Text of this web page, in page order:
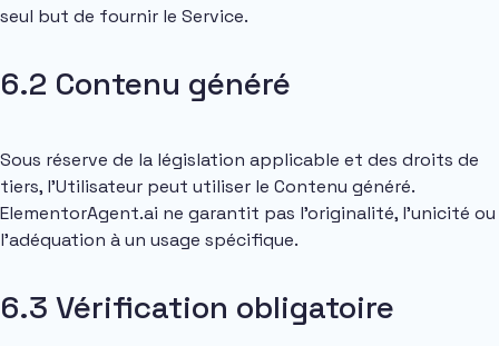
seul but de fournir le Service.
6.2 Contenu généré
Sous réserve de la législation applicable et des droits de
tiers, l’Utilisateur peut utiliser le Contenu généré.
ElementorAgent.ai ne garantit pas l’originalité, l’unicité ou
l’adéquation à un usage spécifique.
6.3 Vérification obligatoire